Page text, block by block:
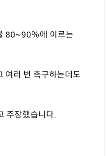
80~90％에 이르는
여러 번 촉구하는데도
주장했습니다.